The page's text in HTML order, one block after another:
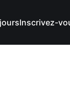
Inscrivez-